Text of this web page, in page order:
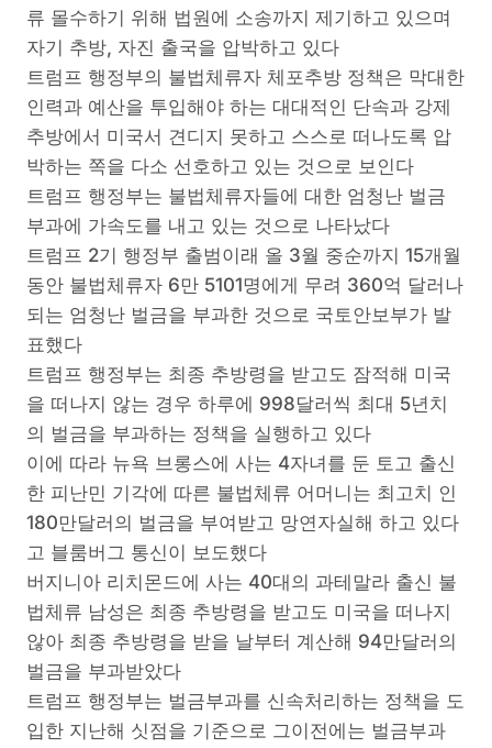
류 몰수하기 위해 법원에 소송까지 제기하고 있으며
자기 추방, 자진 출국을 압박하고 있다
트럼프 행정부의 불법체류자 체포추방 정책은 막대한
인력과 예산을 투입해야 하는 대대적인 단속과 강제
추방에서 미국서 견디지 못하고 스스로 떠나도록 압
박하는 쪽을 다소 선호하고 있는 것으로 보인다
트럼프 행정부는 불법체류자들에 대한 엄청난 벌금
부과에 가속도를 내고 있는 것으로 나타났다
트럼프 2기 행정부 출범이래 올 3월 중순까지 15개월
동안 불법체류자 6만 5101명에게 무려 360억 달러나
되는 엄청난 벌금을 부과한 것으로 국토안보부가 발
표했다
트럼프 행정부는 최종 추방령을 받고도 잠적해 미국
을 떠나지 않는 경우 하루에 998달러씩 최대 5년치
의 벌금을 부과하는 정책을 실행하고 있다
이에 따라 뉴욕 브롱스에 사는 4자녀를 둔 토고 출신
한 피난민 기각에 따른 불법체류 어머니는 최고치 인
180만달러의 벌금을 부여받고 망연자실해 하고 있다
고 블룸버그 통신이 보도했다
버지니아 리치몬드에 사는 40대의 과테말라 출신 불
법체류 남성은 최종 추방령을 받고도 미국을 떠나지
않아 최종 추방령을 받을 날부터 계산해 94만달러의
벌금을 부과받았다
트럼프 행정부는 벌금부과를 신속처리하는 정책을 도
입한 지난해 싯점을 기준으로 그이전에는 벌금부과